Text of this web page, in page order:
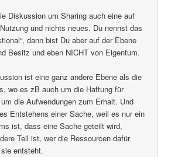
Diskussion um Sharing auch eine auf
und nichts neues. Du nennst das
dann bist Du aber auf der Ebene
Besitz und eben NICHT von Eigentum.
ist eine ganz andere Ebene als die
wo es zB auch um die Haftung für
die Aufwendungen zum Erhalt. Und
Entstehens einer Sache, weil es nur ein
ist, dass eine Sache geteilt wird,
Teil ist, wer die Ressourcen dafür
entsteht.